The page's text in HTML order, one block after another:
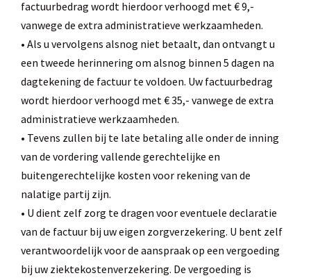
factuurbedrag wordt hierdoor verhoogd met € 9,-
vanwege de extra administratieve werkzaamheden.
• Als u vervolgens alsnog niet betaalt, dan ontvangt u
een tweede herinnering om alsnog binnen 5 dagen na
dagtekening de factuur te voldoen. Uw factuurbedrag
wordt hierdoor verhoogd met € 35,- vanwege de extra
administratieve werkzaamheden.
• Tevens zullen bij te late betaling alle onder de inning
van de vordering vallende gerechtelijke en
buitengerechtelijke kosten voor rekening van de
nalatige partij zijn.
• U dient zelf zorg te dragen voor eventuele declaratie
van de factuur bij uw eigen zorgverzekering. U bent zelf
verantwoordelijk voor de aanspraak op een vergoeding
bij uw ziektekostenverzekering. De vergoeding is